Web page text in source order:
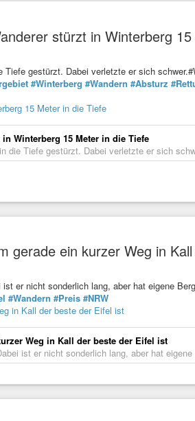
stürzt in Winterberg
gestürzt. Dabei verletzte er sich
#Winterberg #Wandern #Absturz
15 Meter in die Tiefe
Winterberg 15 Meter in die Tiefe
die Tiefe gestürzt. Dabei verletzte er sich
gerade ein kurzer Weg in
er nicht sonderlich lang, aber hat eigene
#Wandern #Preis #NRW
in Kall der beste der Eifel ist
Weg in Kall der beste der Eifel ist
ist er nicht sonderlich lang, aber hat